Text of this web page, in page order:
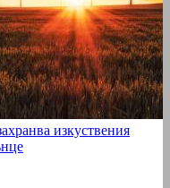
изкуствения